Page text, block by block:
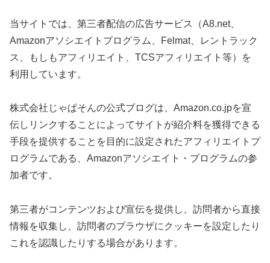
当サイトでは、第三者配信の広告サービス（A8.net、
Amazonアソシエイトプログラム、Felmat、レントラック
ス、もしもアフィリエイト、TCSアフィリエイト等）を
利用しています。
株式会社じゃぱそんの公式ブログは、Amazon.co.jpを宣
伝しリンクすることによってサイトが紹介料を獲得できる
手段を提供することを目的に設定されたアフィリエイトプ
ログラムである、Amazonアソシエイト・プログラムの参
加者です。
第三者がコンテンツおよび宣伝を提供し、訪問者から直接
情報を収集し、訪問者のブラウザにクッキーを設定したり
これを認識したりする場合があります。